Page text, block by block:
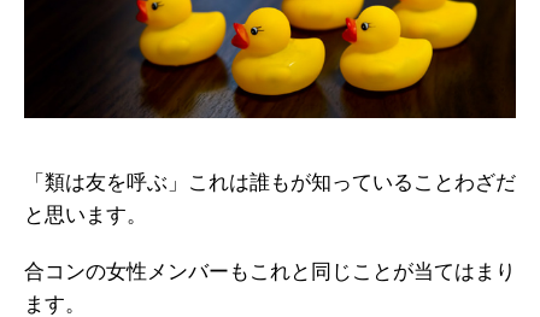
「類は友を呼ぶ」これは誰もが知っていることわざだ
と思います。
合コンの女性メンバーもこれと同じことが当てはまり
ます。